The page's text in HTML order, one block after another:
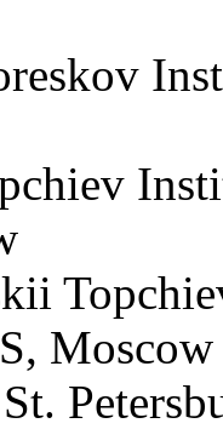
Moscow